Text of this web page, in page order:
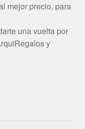
mejor precio, para
una vuelta por
y